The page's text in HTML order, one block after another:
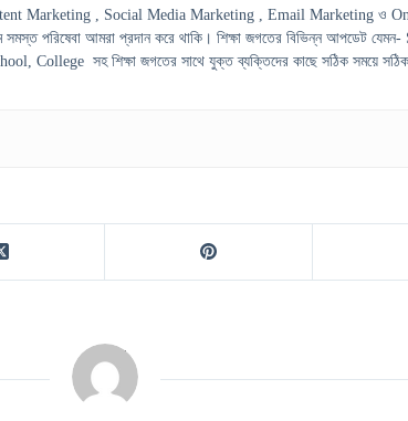
Marketing , Social Media Marketing , Email Marketing ও
পরিষেবা আমরা প্রদান করে থাকি। শিক্ষা জগতের বিভিন্ন আপডেট
সহ শিক্ষা জগতের সাথে যুক্ত ব্যক্তিদের কাছে সঠিক সময়ে সঠিক